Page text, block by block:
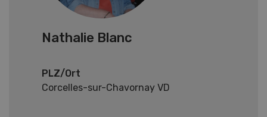
Nathalie Blanc
PLZ/Ort
Corcelles-sur-Chavornay VD